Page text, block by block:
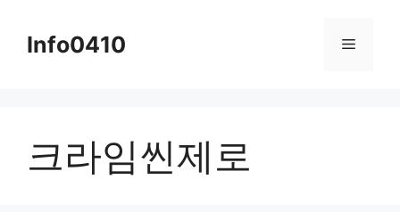
Info0410 메
크라임씬제로